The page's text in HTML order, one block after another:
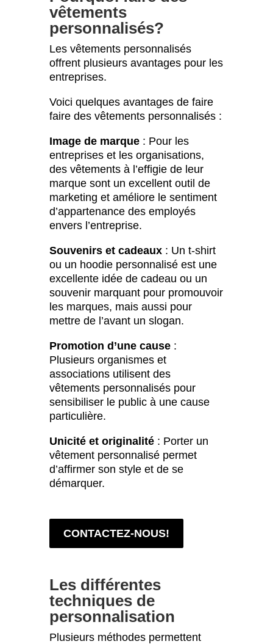
vêtements
personnalisés?
Les vêtements personnalisés
offrent plusieurs avantages pour les
entreprises.
Voici quelques avantages de faire
faire des vêtements personnalisés :
Image de marque: Pour les
entreprises et les organisations,
des vêtements à l’effigie de leur
marque sont un excellent outil de
marketing et améliore le sentiment
d’appartenance des employés
envers l’entreprise.
Souvenirs et cadeaux: Un t-shirt
ou un hoodie personnalisé est une
excellente idée de cadeau ou un
souvenir marquant pour promouvoir
les marques, mais aussi pour
mettre de l’avant un slogan.
Promotion d’une cause:
Plusieurs organismes et
associations utilisent des
vêtements personnalisés pour
sensibiliser le public à une cause
particulière.
Unicité et originalité: Porter un
vêtement personnalisé permet
d’affirmer son style et de se
démarquer.
CONTACTEZ-NOUS!
Les différentes
techniques de
personnalisation
Plusieurs méthodes permettent